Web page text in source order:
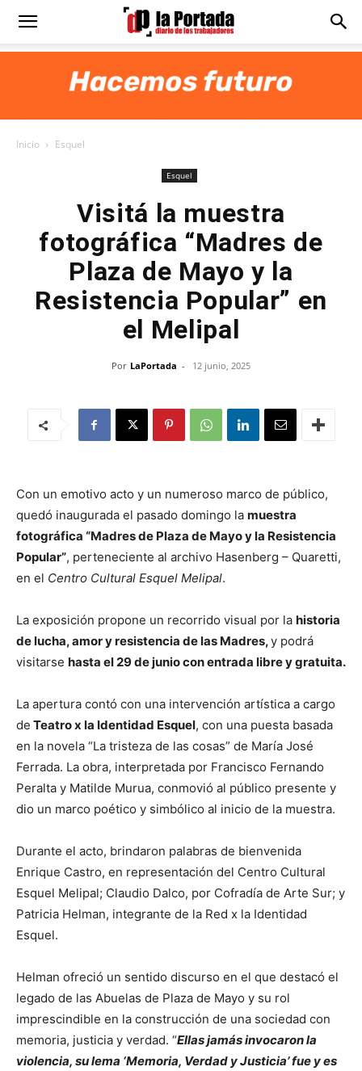
Diario
Inicio Esquel
Esquel
Visitá la muestra
fotográfica “Madres de
Plaza de Mayo y la
Resistencia Popular” en
el Melipal
Por LaPortada - 12 junio, 2025
Con un emotivo acto y un numeroso marco de público,
quedó inaugurada el pasado domingo la muestra
fotográfica “Madres de Plaza de Mayo y la Resistencia
Popular”, perteneciente al archivo Hasenberg – Quaretti,
en el Centro Cultural Esquel Melipal.
La exposición propone un recorrido visual por la historia
de lucha, amor y resistencia de las Madres,y podrá
visitarse hasta el 29 de junio con entrada libre y gratuita.
La apertura contó con una intervención artística a cargo
de Teatro x la Identidad Esquel, con una puesta basada
en la novela “La tristeza de las cosas” de María José
Ferrada. La obra, interpretada por Francisco Fernando
Peralta y Matilde Murua, conmovió al público presente y
dio un marco poético y simbólico al inicio de la muestra.
Durante el acto, brindaron palabras de bienvenida
Enrique Castro, en representación del Centro Cultural
Esquel Melipal; Claudio Dalco, por Cofradía de Arte Sur; y
Patricia Helman, integrante de la Red x la Identidad
Esquel.
Helman ofreció un sentido discurso en el que destacó el
legado de las Abuelas de Plaza de Mayo y su rol
imprescindible en la construcción de una sociedad con
memoria, justicia y verdad. “Ellas jamás invocaron la
violencia, su lema ‘Memoria, Verdad y Justicia’ fue y es